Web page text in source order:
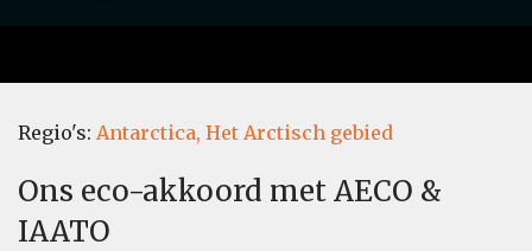
Regio's: Antarctica, Het Arctisch gebied
Ons eco-akkoord met AECO &
IAATO